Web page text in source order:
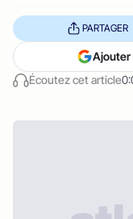
Écoutez cet article
PARTAGER
Ajouter